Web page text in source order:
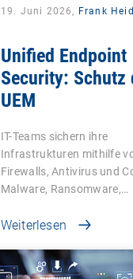
19. Juni 2026, Frank
Unified Endpoint
Security: Schutz
UEM
IT-Teams sichern ihre
Infrastrukturen mithilfe
Firewalls, Antivirus und
Malware, Ransomware,…
Weiterlesen